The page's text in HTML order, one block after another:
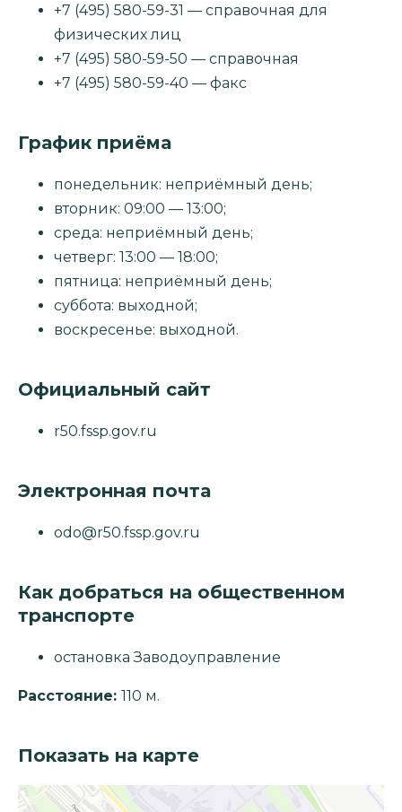
+7 (495) 580-59-31 — справочная для
физических лиц
+7 (495) 580-59-50 — справочная
+7 (495) 580-59-40 — факс
График приёма
понедельник: неприёмный день;
вторник: 09:00 — 13:00;
среда: неприёмный день;
четверг: 13:00 — 18:00;
пятница: неприёмный день;
суббота: выходной;
воскресенье: выходной.
Официальный сайт
r50.fssp.gov.ru
Электронная почта
odo@r50.fssp.gov.ru
Как добраться на общественном
транспорте
остановка Заводоуправление
Расстояние: 110 м.
Показать на карте